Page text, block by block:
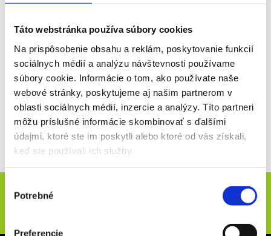
Táto webstránka používa súbory cookies
Na prispôsobenie obsahu a reklám, poskytovanie funkcií
sociálnych médií a analýzu návštevnosti používame
súbory cookie. Informácie o tom, ako používate naše
webové stránky, poskytujeme aj našim partnerom v
oblasti sociálnych médií, inzercie a analýzy. Títo partneri
môžu príslušné informácie skombinovať s ďalšími
údajmi, ktoré ste im poskytli alebo ktoré od vás získali,
keď ste používali ich služby.
súhlasu
Potrebné
Preferencie
MOTOGP RAKÚSKO | VIP vstupenky | rôzny
počet dní
VIP vstupenky na celý pretekársky víkend
665 €
Viac info
Novinky e-mailom
ODOSLAŤ